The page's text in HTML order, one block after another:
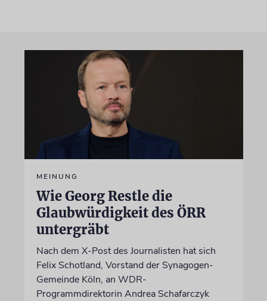
MEINUNG
Wie Georg Restle die
Glaubwürdigkeit des ÖRR
untergräbt
Nach dem X-Post des Journalisten hat sich
Felix Schotland, Vorstand der Synagogen-
Gemeinde Köln, an WDR-
Programmdirektorin Andrea Schafarczyk